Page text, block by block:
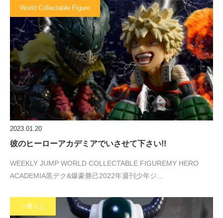
World Collectable Figure
2023.01.20
彼のヒーローアカデミアでいさせて下さい!!
WEEKLY JUMP WORLD COLLECTABLE FIGUREMY HERO
ACADEMIA黒デク&爆豪勝己2022年週刊少年ジ…
一番くじ